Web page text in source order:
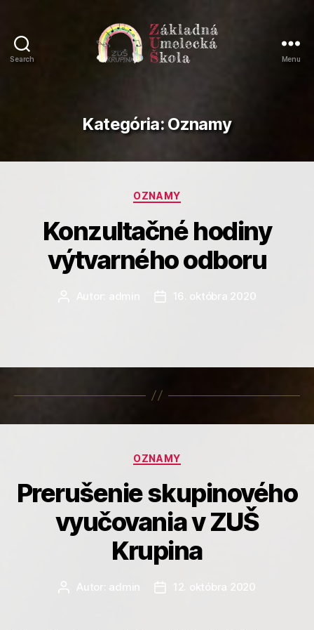
Search
Krupina
Menu
Kategória: Oznamy
Kategórie
OZNAMY
Konzultačné hodiny
výtvarného odboru
Dátum16. októbra 2020
Kategórie
OZNAMY
Prerušenie skupinového
vyučovania v ZUŠ
Krupina
AutorAutor: admin
Dátum12. októbra 2020